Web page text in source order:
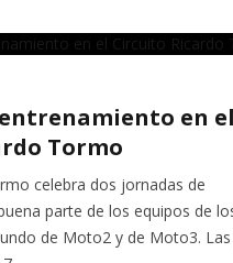
en el
Tormo
celebra dos jornadas de
parte de los equipos de
de Moto2 y de Moto3. Las